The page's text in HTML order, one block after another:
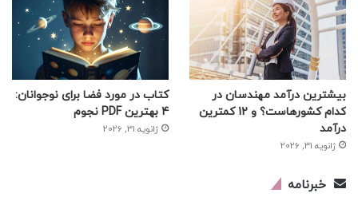
بیشترین درآمد مهندسان در
کدام کشورهاست؟ و 12 کمترین
درآمد
ژانویه 31, 2026
کتاب در مورد فضا برای نوجوانان:
4 بهترین PDF نجوم
ژانویه 31, 2026
خبرنامه